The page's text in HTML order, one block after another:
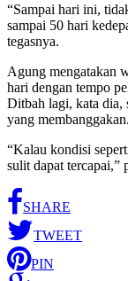
“Sampai hari ini,
sampai 50 hari
tegasnya.
Agung mengatakan
hari dengan tempo
Ditbah lagi, kata dia,
yang membanggakan.
“Kalau kondisi
sulit dapat tercapai,”
SHARE
TWEET
PIN